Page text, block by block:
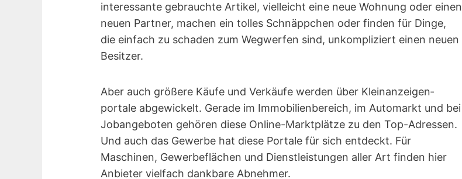
interessante gebrauchte Artikel, vielleicht eine neue Wohnung oder einen
neuen Partner, machen ein tolles Schnäppchen oder finden für Dinge,
die einfach zu schaden zum Wegwerfen sind, unkompliziert einen neuen
Besitzer.
Aber auch größere Käufe und Verkäufe werden über Kleinanzeigen­
portale abgewickelt. Gerade im Immobilienbereich, im Automarkt und bei
Jobangeboten gehören diese Online-Marktplätze zu den Top-Adressen.
Und auch das Gewerbe hat diese Portale für sich entdeckt. Für
Maschinen, Gewerbeflächen und Dienstleistungen aller Art finden hier
Anbieter vielfach dankbare Abnehmer.